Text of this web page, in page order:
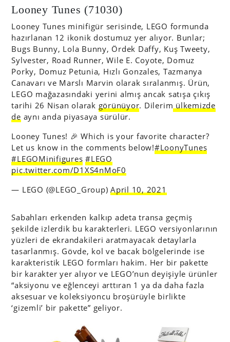
Looney Tunes (71030)
Looney Tunes minifigür serisinde, LEGO formunda
hazırlanan 12 ikonik dostumuz yer alıyor. Bunlar;
Bugs Bunny, Lola Bunny, Ördek Daffy, Kuş Tweety,
Sylvester, Road Runner, Wile E. Coyote, Domuz
Porky, Domuz Petunia, Hızlı Gonzales, Tazmanya
Canavarı ve Marslı Marvin olarak sıralanmış. Ürün,
LEGO mağazasındaki yerini almış ancak satışa çıkış
tarihi 26 Nisan olarak görünüyor. Dilerim ülkemizde
de aynı anda piyasaya sürülür.
Looney Tunes! 🎉 Which is your favorite character?
Let us know in the comments below!​#LoonyTunes
#LEGOMinifigures #LEGO
pic.twitter.com/D1XS4nMoF0
— LEGO (@LEGO_Group)April 10, 2021
Sabahları erkenden kalkıp adeta transa geçmiş
şekilde izlerdik bu karakterleri. LEGO versiyonlarının
yüzleri de ekrandakileri aratmayacak detaylarla
tasarlanmış. Gövde, kol ve bacak bölgelerinde ise
karakteristik LEGO formları hakim. Her bir pakette
bir karakter yer alıyor ve LEGO’nun deyişiyle ürünler
“aksiyonu ve eğlenceyi arttıran 1 ya da daha fazla
aksesuar ve koleksiyoncu broşürüyle birlikte
‘gizemli’ bir pakette” geliyor.